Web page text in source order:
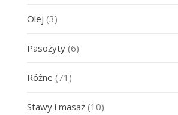
Olej (3)
Pasożyty(6)
Różne (71)
Stawy i masaż(10)